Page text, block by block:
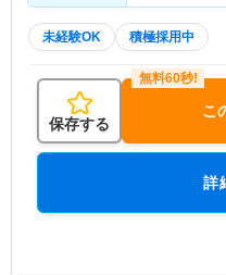
未経験OK 積極採用中
保存する
こ
詳